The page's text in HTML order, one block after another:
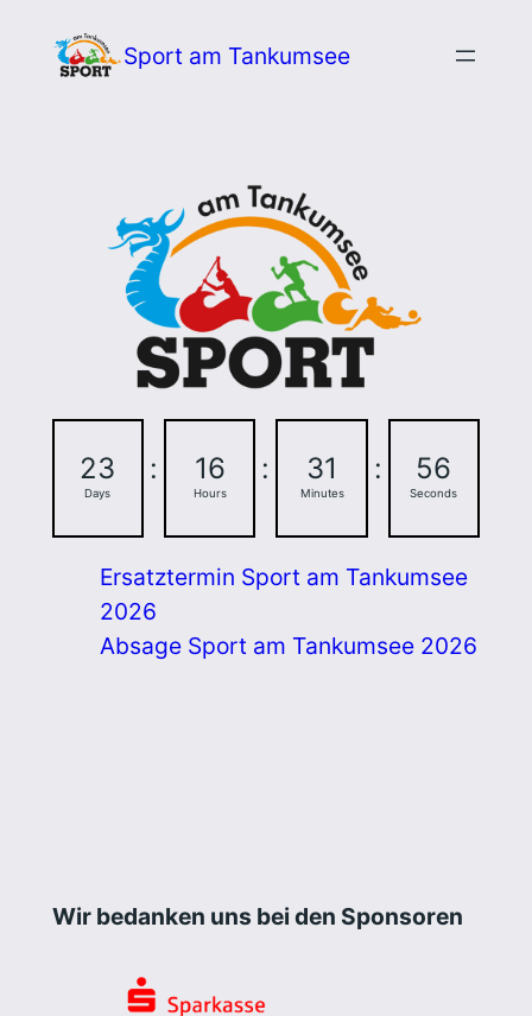
Inhalt
Sport am Tankumsee
23
Days
: 16
Hours
: 31
Minutes
: 55
Seconds
Ersatztermin Sport am Tankumsee
2026
Absage Sport am Tankumsee 2026
Wir bedanken uns bei den Sponsoren